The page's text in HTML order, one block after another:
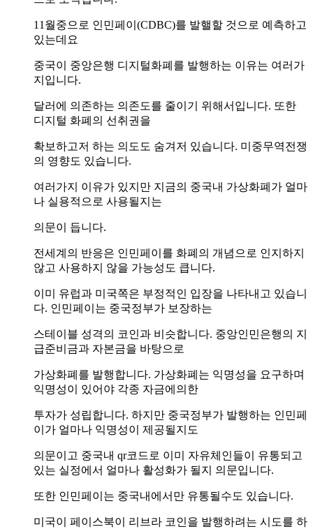
11월중으로 인민페이(CDBC)를 발핼할 것으로 예측하고
있는데요
중국이 중앙은행 디지털화폐를 발행하는 이유는 여러가
지입니다.
달러에 의존하는 의존도를 줄이기 위해서입니다. 또한
디지털 화폐의 선취권을
확보하고저 하는 의도도 숨겨저 있습니다. 미중무역전쟁
의 영향도 있습니다.
여러가지 이유가 있지만 지금의 중국내 가상화폐가 얼마
나 실용적으로 사용될지는
의문이 듭니다.
전세계의 반응은 인민페이를 화폐의 개념으로 인지하지
않고 사용하지 않을 가능성도 큽니다.
이미 유럽과 미국쪽은 부정적인 입장을 나타내고 있습니
다. 인민페이는 중국정부가 보장하는
스테이블 성격의 코인과 비슷합니다. 중앙인민은행의 지
급준비금과 자본금을 바탕으로
가상화폐를 발행합니다. 가상화폐는 익명성을 요구하며
익명성이 있어야 각종 자금에의한
투자가 성립합니다. 하지만 중국정부가 발행하는 인민페
이가 얼마나 익명성이 제공될지도
의문이고 중국내 qr코드로 이미 자유체인들이 유통되고
있는 실정에서 얼마나 활성화가 될지 의문입니다.
또한 인민페이는 중국내에서만 유통될수도 있습니다.
미국이 페이스북이 리브라 코인을 발행하려는 시도를 하